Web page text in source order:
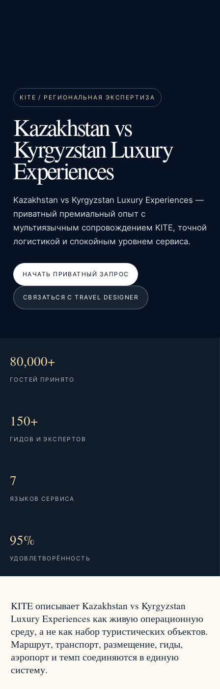
KITE / РЕГИОНАЛЬНАЯ ЭКСПЕРТИЗА
Kazakhstan vs
Kyrgyzstan Luxury
Experiences
Kazakhstan vs Kyrgyzstan Luxury Experiences —
приватный премиальный опыт с
мультиязычным сопровождением KITE, точной
логистикой и спокойным уровнем сервиса.
НАЧАТЬ ПРИВАТНЫЙ ЗАПРОС
СВЯЗАТЬСЯ С TRAVEL DESIGNER
80,000+
ГОСТЕЙ ПРИНЯТО
150+
ГИДОВ И ЭКСПЕРТОВ
7
ЯЗЫКОВ СЕРВИСА
95%
УДОВЛЕТВОРЁННОСТЬ
KITE описывает Kazakhstan vs Kyrgyzstan
Luxury Experiences как живую операционную
среду, а не как набор туристических объектов.
Маршрут, транспорт, размещение, гиды,
аэропорт и темп соединяются в единую
систему.